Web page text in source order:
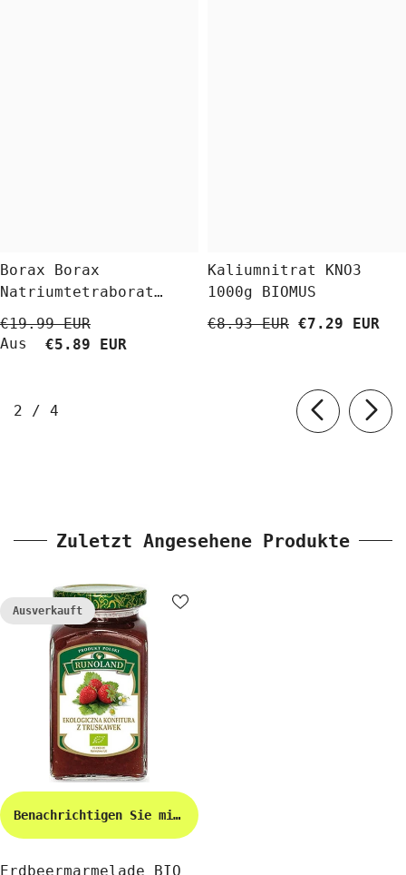
Borax Borax
Natriumtetraborat
Decahydrat 5 Kg
BioLaboratorium
€19.99 EUR
Aus
€5.89 EUR
Kaliumnitrat KNO3
1000g BIOMUS
€8.93 EUR €7.29 EUR
2 / von
4
Zuletzt Angesehene Produkte
Ausverkauft
Benachrichtigen Sie mich
Erdbeermarmelade BIO